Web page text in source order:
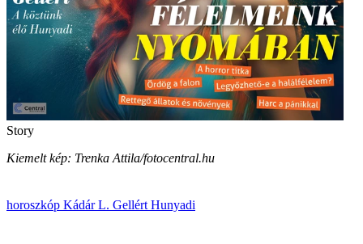
Story
Kiemelt kép: Trenka Attila/fotocentral.hu
horoszkóp Kádár L. Gellért Hunyadi